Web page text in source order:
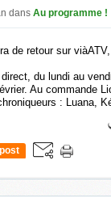
dans Au programme !
du lundi au
Au commande
: Luana,